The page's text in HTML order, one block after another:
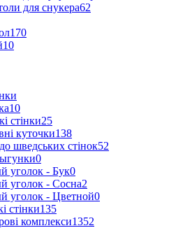
для снукера62
170
10
10
стінки25
куточки138
шведських стінок52
0
уголок - Бук0
уголок - Сосна2
уголок - Цветной0
стінки135
комплекси1352